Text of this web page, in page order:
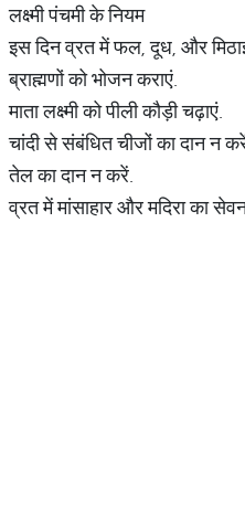
लक्ष्मी पंचमी के नियम
इस दिन व्रत में फल, दूध, और
ब्राह्मणों को भोजन कराएं.
माता लक्ष्मी को पीली कौड़ी चढ़ाएं.
चांदी से संबंधित चीजों का दान न
तेल का दान न करें.
व्रत में मांसाहार और मदिरा का